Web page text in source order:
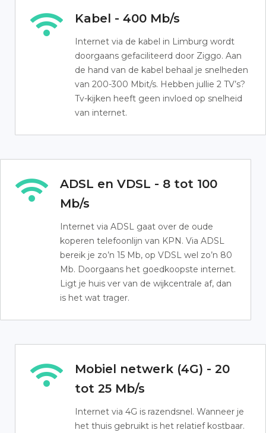
Kabel - 400 Mb/s
Internet via de kabel in Limburg wordt
doorgaans gefaciliteerd door Ziggo. Aan
de hand van de kabel behaal je snelheden
van 200-300 Mbit/s. Hebben jullie 2 TV’s?
Tv-kijken heeft geen invloed op snelheid
van internet.
ADSL en VDSL - 8 tot 100
Mb/s
Internet via ADSL gaat over de oude
koperen telefoonlijn van KPN. Via ADSL
bereik je zo’n 15 Mb, op VDSL wel zo’n 80
Mb. Doorgaans het goedkoopste internet.
Ligt je huis ver van de wijkcentrale af, dan
is het wat trager.
Mobiel netwerk (4G) - 20
tot 25 Mb/s
Internet via 4G is razendsnel. Wanneer je
het thuis gebruikt is het relatief kostbaar.